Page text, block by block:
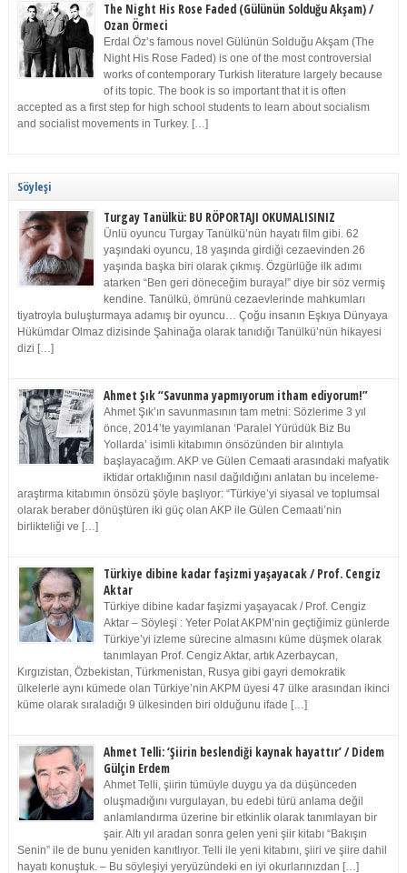
The Night His Rose Faded (Gülünün Solduğu Akşam) /
Ozan Örmeci
Erdal Öz’s famous novel Gülünün Solduğu Akşam (The
Night His Rose Faded) is one of the most controversial
works of contemporary Turkish literature largely because
of its topic. The book is so important that it is often
accepted as a first step for high school students to learn about socialism
and socialist movements in Turkey. […]
Söyleşi
Turgay Tanülkü: BU RÖPORTAJI OKUMALISINIZ
Ünlü oyuncu Turgay Tanülkü’nün hayatı film gibi. 62
yaşındaki oyuncu, 18 yaşında girdiği cezaevinden 26
yaşında başka biri olarak çıkmış. Özgürlüğe ilk adımı
atarken “Ben geri döneceğim buraya!” diye bir söz vermiş
kendine. Tanülkü, ömrünü cezaevlerinde mahkumları
tiyatroyla buluşturmaya adamış bir oyuncu… Çoğu insanın Eşkıya Dünyaya
Hükümdar Olmaz dizisinde Şahinağa olarak tanıdığı Tanülkü’nün hikayesi
dizi […]
Ahmet Şık “Savunma yapmıyorum itham ediyorum!”
Ahmet Şık’ın savunmasının tam metni: Sözlerime 3 yıl
önce, 2014’te yayımlanan ‘Paralel Yürüdük Biz Bu
Yollarda’ isimli kitabımın önsözünden bir alıntıyla
başlayacağım. AKP ve Gülen Cemaati arasındaki mafyatik
iktidar ortaklığının nasıl dağıldığını anlatan bu inceleme-
araştırma kitabımın önsözü şöyle başlıyor: “Türkiye’yi siyasal ve toplumsal
olarak beraber dönüştüren iki güç olan AKP ile Gülen Cemaati’nin
birlikteliği ve […]
Türkiye dibine kadar faşizmi yaşayacak / Prof. Cengiz
Aktar
Türkiye dibine kadar faşizmi yaşayacak / Prof. Cengiz
Aktar – Söyleşi : Yeter Polat AKPM’nin geçtiğimiz günlerde
Türkiye’yi izleme sürecine almasını küme düşmek olarak
tanımlayan Prof. Cengiz Aktar, artık Azerbaycan,
Kırgızistan, Özbekistan, Türkmenistan, Rusya gibi gayri demokratik
ülkelerle aynı kümede olan Türkiye’nin AKPM üyesi 47 ülke arasından ikinci
küme olarak sıraladığı 9 ülkesinden biri olduğunu ifade […]
Ahmet Telli: ‘Şiirin beslendiği kaynak hayattır’ / Didem
Gülçin Erdem
Ahmet Telli, şiirin tümüyle duygu ya da düşünceden
oluşmadığını vurgulayan, bu edebi türü anlama değil
anlamlandırma üzerine bir etkinlik olarak tanımlayan bir
şair. Altı yıl aradan sonra gelen yeni şiir kitabı “Bakışın
Senin” ile de bunu yeniden kanıtlıyor. Telli ile yeni kitabını, şiiri ve şiire dahil
hayatı konuştuk. – Bu söyleşiyi yeryüzündeki en iyi okurlarınızdan […]